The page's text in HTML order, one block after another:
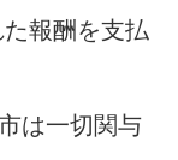
報酬を支払
一切関与